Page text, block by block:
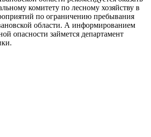
комитету по лесному хозяйству в
по ограничению пребывания
области. А информированием
опасности займется департамент